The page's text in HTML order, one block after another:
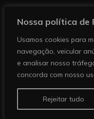
Nossa política de
Usamos cookies para
navegação, veicular
e analisar nosso
concorda com nosso
Rejeitar tudo
mineração. Todos